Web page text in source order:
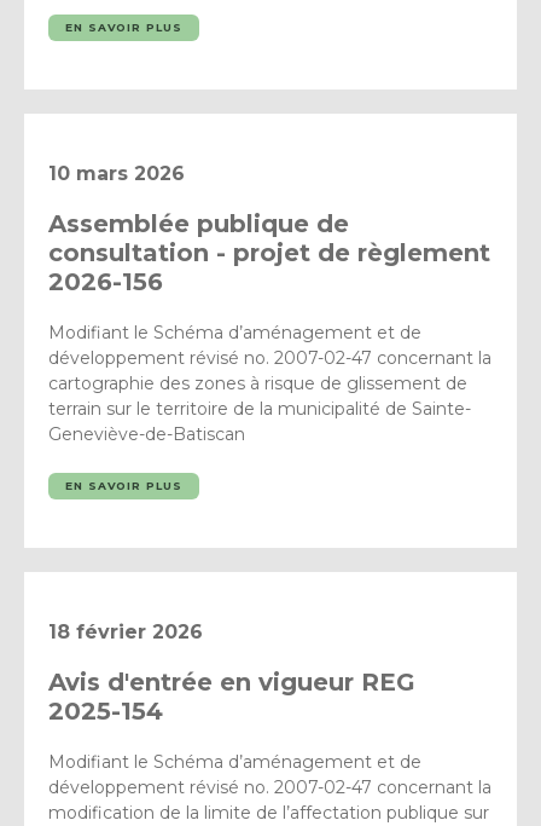
EN SAVOIR PLUS
10 mars 2026
Assemblée publique de
consultation - projet de règlement
2026-156
Modifiant le Schéma d’aménagement et de
développement révisé no. 2007-02-47 concernant la
cartographie des zones à risque de glissement de
terrain sur le territoire de la municipalité de Sainte-
Geneviève-de-Batiscan
EN SAVOIR PLUS
18 février 2026
Avis d'entrée en vigueur REG
2025-154
Modifiant le Schéma d’aménagement et de
développement révisé no. 2007-02-47 concernant la
modification de la limite de l’affectation publique sur